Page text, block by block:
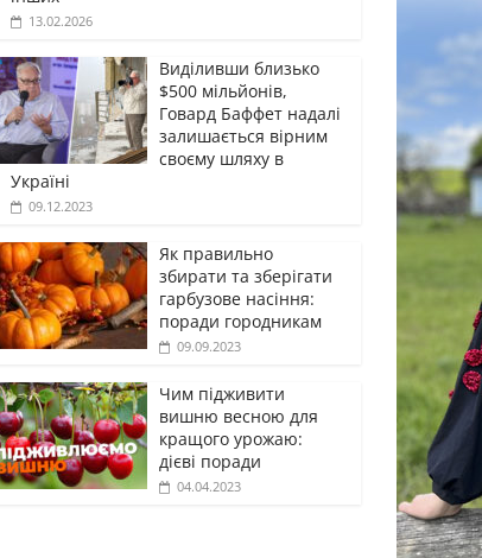
13.02.2026
Виділивши близько
$500 мільйонів,
Говард Баффет надалі
залишається вірним
своєму шляху в
Україні
09.12.2023
Як правильно
збирати та зберігати
гарбузове насіння:
поради городникам
09.09.2023
Чим підживити
вишню весною для
кращого урожаю:
дієві поради
04.04.2023